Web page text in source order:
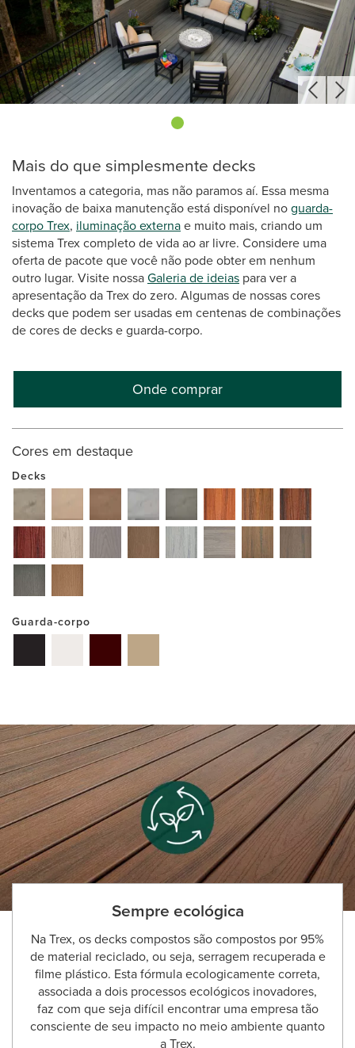
Mais do que simplesmente decks
Inventamos a categoria, mas não paramos aí. Essa mesma
inovação de baixa manutenção está disponível noguarda-
corpo Trex, iluminação externae muito mais, criando um
sistema Trex completo de vida ao ar livre. Considere uma
oferta de pacote que você não pode obter em nenhum
outro lugar. Visite nossaGaleria de ideias para ver a
apresentação da Trex do zero. Algumas de nossas cores
decks que podem ser usadas em centenas de combinações
de cores de decks e guarda-corpo.
Onde comprar
Cores em destaque
Decks
Guarda-corpo
Sempre ecológica
Na Trex, os decks compostos são compostos por 95%
de material reciclado, ou seja, serragem recuperada e
filme plástico. Esta fórmula ecologicamente correta,
associada a dois processos ecológicos inovadores,
faz com que seja difícil encontrar uma empresa tão
consciente de seu impacto no meio ambiente quanto
a Trex.